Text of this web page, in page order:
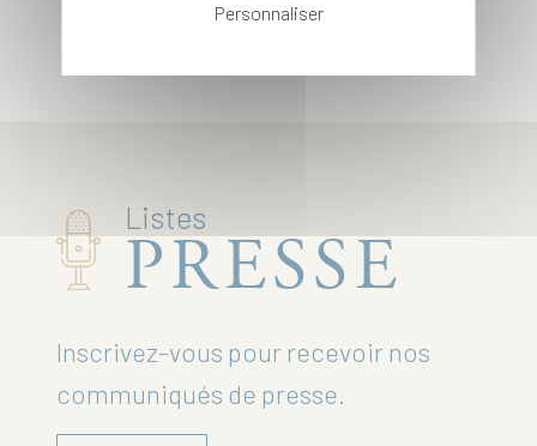
Listes
PRESSE
Inscrivez-vous pour recevoir nos
communiqués de presse.
Personnaliser